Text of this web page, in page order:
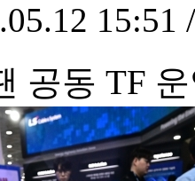
15:51
공동 TF